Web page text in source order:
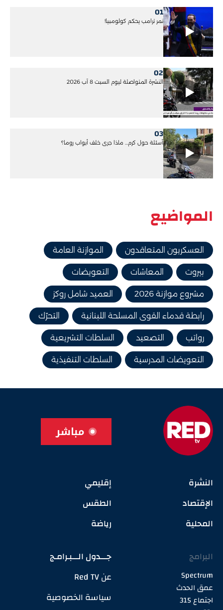
01
نمر ترامب يحكم كولومبيا!
02
النشرة المتواصلة ليوم السبت 8 آب 2026
03
أسئلة حول كرم... ماذا جرى خلف أبواب روما؟
المواضيع
العسكريون المتعاقدون الموازنة العامة
بيروت المعاشات التعويضات
مشروع موازنة 2026 العميد شامل روكز
رابطة قدماء القوى المسلحة اللبنانية التحرّك
رواتب التصعيد السلطات التشريعية
التعويضات المدرسية السلطات التنفيذية
مباشر
النشرة
الإقتصاد
المحلية
إقليمي
الطقس
رياضة
البرامج
Spectrum
عمق الحدث
اجتماع 315
جـــدول الـــبـرامـج
عن Red TV
سياسة الخصوصية